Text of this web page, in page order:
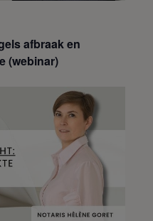
afbraak en
(webinar)